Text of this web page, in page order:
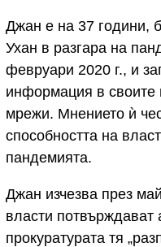
Джан е на 37 години,
Ухан в разгара на
февруари 2020 г., и
информация в
мрежи. Мнението ѝ
способността на
пандемията.
Джан изчезва през
власти потвърждават
прокуратурата тя